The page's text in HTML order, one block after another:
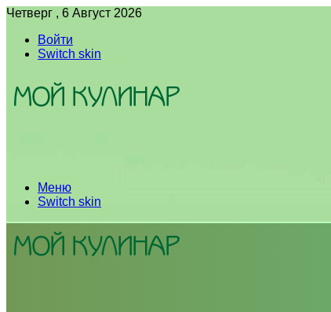
Четверг , 6 Август 2026
Войти
Switch skin
Меню
Switch skin